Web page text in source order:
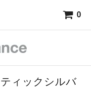
0
ィックシルバ